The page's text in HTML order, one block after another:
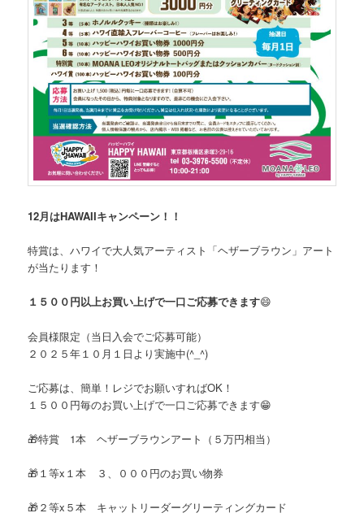
12月はHAWAIIキャンペーン！！
特賞は、ハワイで大人気アーティスト「ヘザーブラウン」アート
が当たります！
１５００円以上お買い上げで一口ご応募できます😄
会員様限定（当日入会でご応募可能）
２０２５年１０月１日より実施中(^_^)
ご応募は、簡単！レジでお願いすればOK！
１５００円毎のお買い上げで一口ご応募できます😁
🎁特賞 1本 ヘザーブラウンアート（５万円相当）
🎁１等x１本 ３、０００円のお買い物券
🎁２等x５本 キャットリーダーグリーティングカード